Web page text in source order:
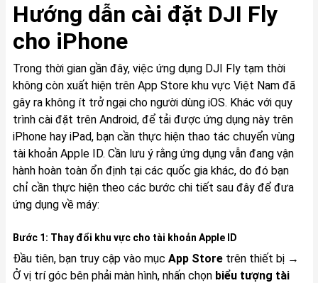
Hướng dẫn cài đặt DJI Fly
cho iPhone
Trong thời gian gần đây, việc ứng dụng DJI Fly tạm thời
không còn xuất hiện trên App Store khu vực Việt Nam đã
gây ra không ít trở ngại cho người dùng iOS. Khác với quy
trình cài đặt trên Android, để tải được ứng dụng này trên
iPhone hay iPad, bạn cần thực hiện thao tác chuyển vùng
tài khoản Apple ID. Cần lưu ý rằng ứng dụng vẫn đang vận
hành hoàn toàn ổn định tại các quốc gia khác, do đó bạn
chỉ cần thực hiện theo các bước chi tiết sau đây để đưa
ứng dụng về máy:
Bước 1: Thay đổi khu vực cho tài khoản Apple ID
Đầu tiên, bạn truy cập vào mục App Storetrên thiết bị →
Ở vị trí góc bên phải màn hình, nhấn chọn biểu tượng tài